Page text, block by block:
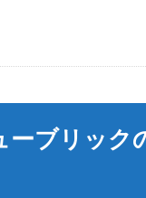
ブリック